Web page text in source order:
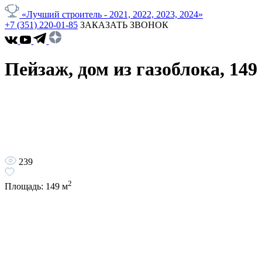
«Лучший строитель - 2021, 2022, 2023, 2024»
+7 (351) 220-01-85 ЗАКАЗАТЬ ЗВОНОК
Пейзаж, дом из газоблока,
239
Площадь: 149 м2